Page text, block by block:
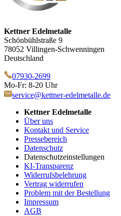
Kettner Edelmetalle
Schönbühlstraße 9
78052 Villingen-Schwenningen
Deutschland
07930-2699
Mo-Fr: 8-20 Uhr
service@kettner-edelmetalle.de
Kettner Edelmetalle
Über uns
Kontakt und Service
Pressebereich
Datenschutz
Datenschutzeinstellungen
KI-Transparenz
Widerrufsbelehrung
Vertrag widerrufen
Problem mit der Bestellung
Impressum
AGB